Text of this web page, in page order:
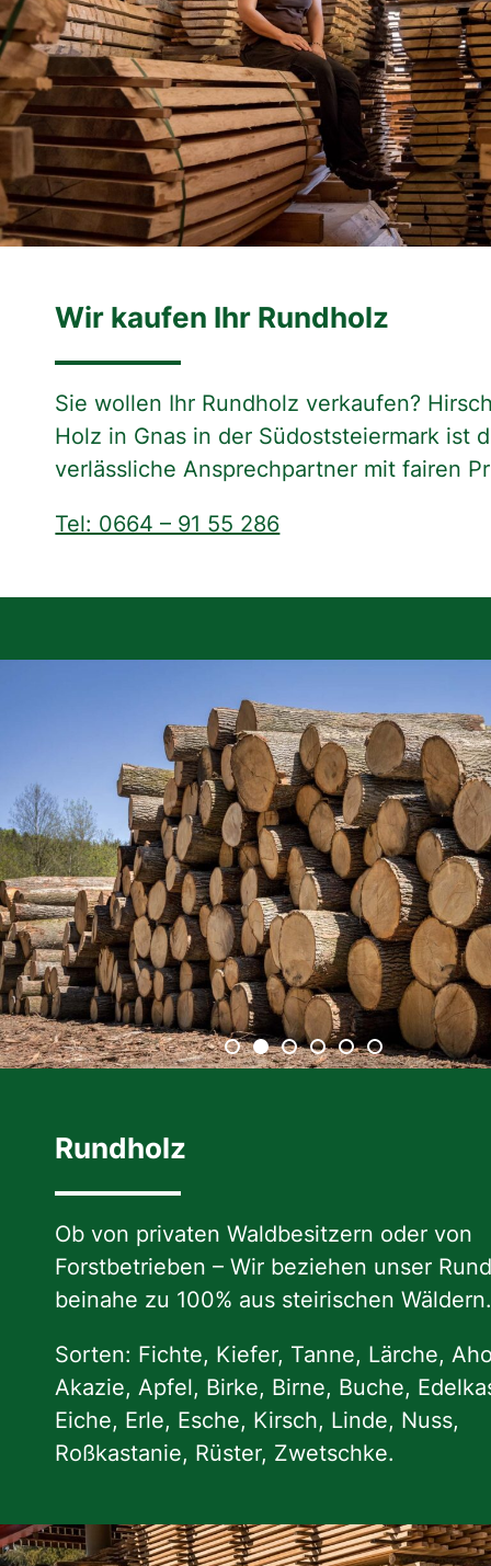
Wir kaufen Ihr Rundholz
Sie wollen Ihr Rundholz verkaufen?
Holz in Gnas in der Südoststeiermark ist
verlässliche Ansprechpartner mit fairen
Tel: 0664 – 91 55 286
Rundholz
Ob von privaten Waldbesitzern oder von
Forstbetrieben – Wir beziehen unser
beinahe zu 100% aus steirischen
Sorten: Fichte, Kiefer, Tanne, Lärche,
Akazie, Apfel, Birke, Birne, Buche,
Eiche, Erle, Esche, Kirsch, Linde, Nuss,
Roßkastanie, Rüster, Zwetschke.